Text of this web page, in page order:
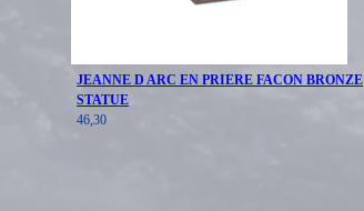
JEANNE D ARC EN PRIERE FACON BRONZE
STATUE
46,30